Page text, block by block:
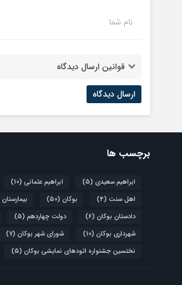
نام شما
قوانین ارسال دیدگاه
برچسب ها
ابراهیم سعیدی (5) ابراهیم عثمانی (10)
اهل سنت (4) بوکان (50)
دادستان بوکان (6) دولت چهاردهم (5)
شهرداری بوکان (10) شورای شهر بوکان (7)
نختسین جشنواره اتودهای نمایشی بوکان (5)